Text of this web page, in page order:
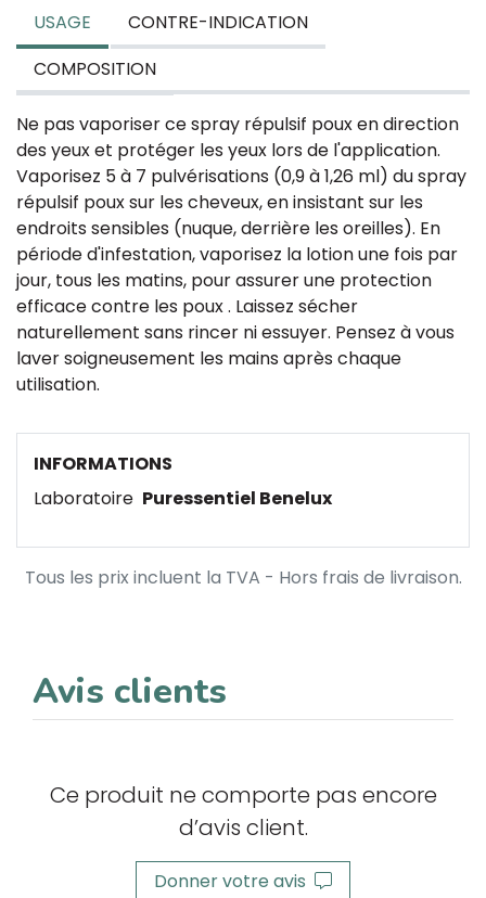
USAGE
CONTRE-INDICATION
COMPOSITION
Ne pas vaporiser ce spray répulsif poux en direction
des yeux et protéger les yeux lors de l'application.
Vaporisez 5 à 7 pulvérisations (0,9 à 1,26 ml) du spray
répulsif poux sur les cheveux, en insistant sur les
endroits sensibles (nuque, derrière les oreilles). En
période d'infestation, vaporisez la lotion une fois par
jour, tous les matins, pour assurer une protection
efficace contre les poux . Laissez sécher
naturellement sans rincer ni essuyer. Pensez à vous
laver soigneusement les mains après chaque
utilisation.
INFORMATIONS
Laboratoire Puressentiel Benelux
Tous les prix incluent la TVA - Hors frais de livraison.
Avis clients
Ce produit ne comporte pas encore
d’avis client.
Donner votre avis